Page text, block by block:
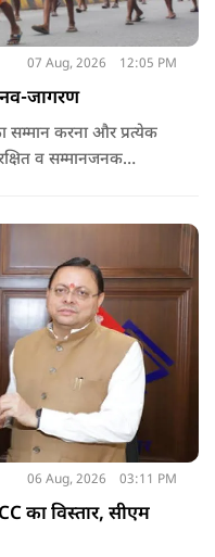
07 Aug, 2026 12:05 PM
नव-जागरण
सम्मान करना और प्रत्येक
व सम्मानजनक
है.
06 Aug, 2026 03:11 PM
का विस्तार, सीएम